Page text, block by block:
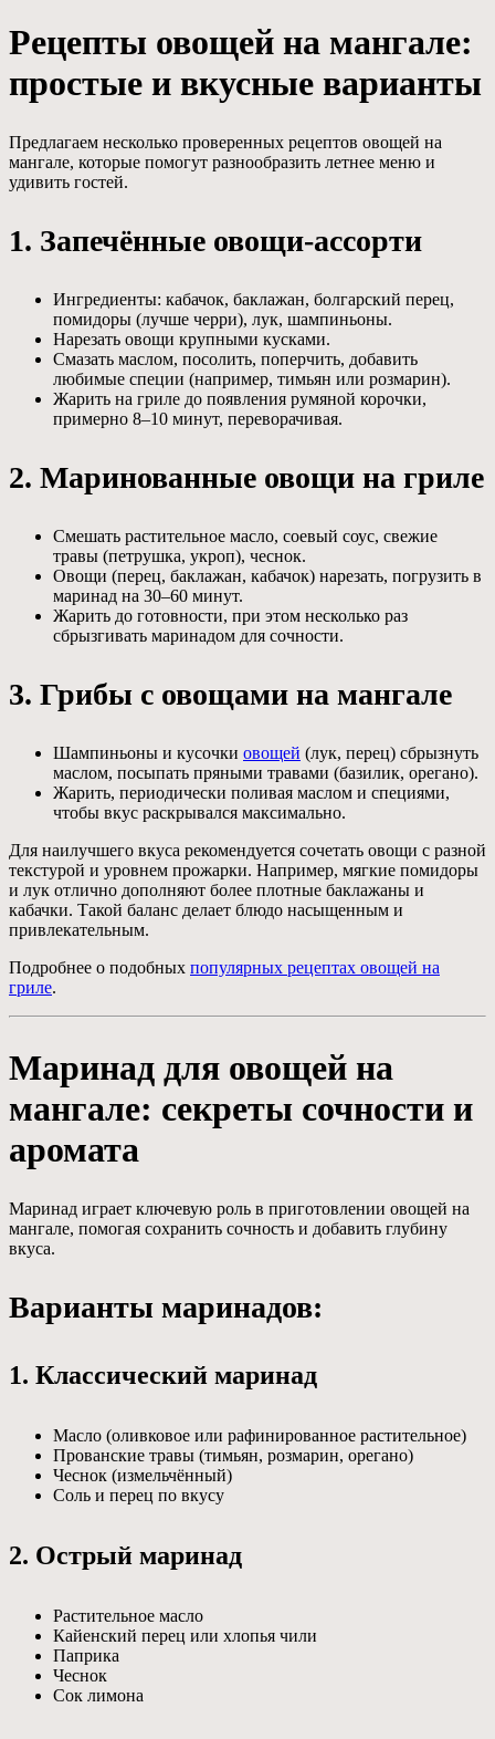
Рецепты овощей на мангале:
простые и вкусные варианты
Предлагаем несколько проверенных рецептов овощей на
мангале, которые помогут разнообразить летнее меню и
удивить гостей.
1. Запечённые овощи-ассорти
Ингредиенты: кабачок, баклажан, болгарский перец,
помидоры (лучше черри), лук, шампиньоны.
Нарезать овощи крупными кусками.
Смазать маслом, посолить, поперчить, добавить
любимые специи (например, тимьян или розмарин).
Жарить на гриле до появления румяной корочки,
примерно 8–10 минут, переворачивая.
2. Маринованные овощи на гриле
Смешать растительное масло, соевый соус, свежие
травы (петрушка, укроп), чеснок.
Овощи (перец, баклажан, кабачок) нарезать, погрузить в
маринад на 30–60 минут.
Жарить до готовности, при этом несколько раз
сбрызгивать маринадом для сочности.
3. Грибы с овощами на мангале
Шампиньоны и кусочки овощей (лук, перец) сбрызнуть
маслом, посыпать пряными травами (базилик, орегано).
Жарить, периодически поливая маслом и специями,
чтобы вкус раскрывался максимально.
Для наилучшего вкуса рекомендуется сочетать овощи с разной
текстурой и уровнем прожарки. Например, мягкие помидоры
и лук отлично дополняют более плотные баклажаны и
кабачки. Такой баланс делает блюдо насыщенным и
привлекательным.
Подробнее о подобных популярных рецептах овощей на
гриле.
Маринад для овощей на
мангале: секреты сочности и
аромата
Маринад играет ключевую роль в приготовлении овощей на
мангале, помогая сохранить сочность и добавить глубину
вкуса.
Варианты маринадов:
1. Классический маринад
Масло (оливковое или рафинированное растительное)
Прованские травы (тимьян, розмарин, орегано)
Чеснок (измельчённый)
Соль и перец по вкусу
2. Острый маринад
Растительное масло
Кайенский перец или хлопья чили
Паприка
Чеснок
Сок лимона